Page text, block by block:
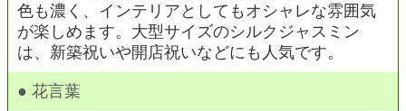
色も濃く、インテリアとしてもオシャレな雰囲気
が楽しめます。大型サイズのシルクジャスミン
は、新築祝いや開店祝いなどにも人気です。
● 花言葉